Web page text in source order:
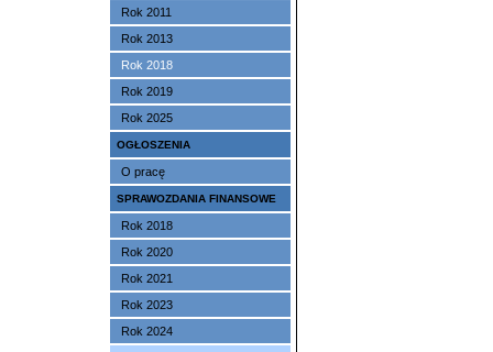
Rok 2011
Rok 2013
Rok 2018
Rok 2019
Rok 2025
OGŁOSZENIA
O pracę
SPRAWOZDANIA FINANSOWE
Rok 2018
Rok 2020
Rok 2021
Rok 2023
Rok 2024